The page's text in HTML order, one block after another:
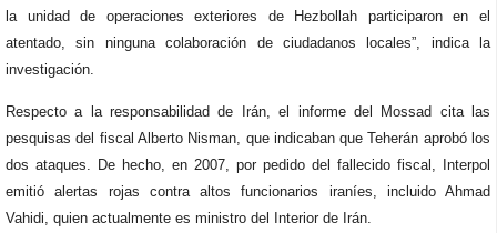
la unidad de operaciones exteriores de Hezbollah participaron en el
atentado, sin ninguna colaboración de ciudadanos locales”, indica la
investigación.
Respecto a la responsabilidad de Irán, el informe del Mossad cita las
pesquisas del fiscal Alberto Nisman, que indicaban que Teherán aprobó los
dos ataques. De hecho, en 2007, por pedido del fallecido fiscal, Interpol
emitió alertas rojas contra altos funcionarios iraníes, incluido Ahmad
Vahidi, quien actualmente es ministro del Interior de Irán.